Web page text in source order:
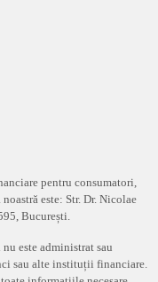
pentru consumatori,
este: Str. Dr. Nicolae
București.
este administrat sau
sau alte instituții financiare.